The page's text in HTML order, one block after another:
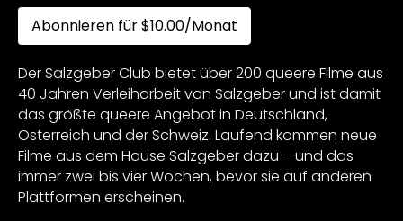
Abonnieren für $10.00/Monat
Der Salzgeber Club bietet über 200 queere Filme aus
40 Jahren Verleiharbeit von Salzgeber und ist damit
das größte queere Angebot in Deutschland,
Österreich und der Schweiz. Laufend kommen neue
Filme aus dem Hause Salzgeber dazu – und das
immer zwei bis vier Wochen, bevor sie auf anderen
Plattformen erscheinen.